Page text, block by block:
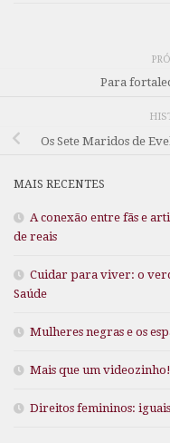
Para
Os Sete Maridos de
MAIS RECENTES
A conexão entre fãs e
de reais
Cuidar para viver: o
Saúde
Mulheres negras e os
Mais que um videozinho!
Direitos femininos: